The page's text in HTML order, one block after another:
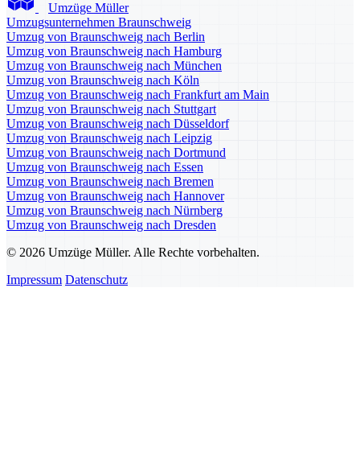
Umzüge Müller
Umzugsunternehmen Braunschweig
Umzug von Braunschweig nach Berlin
Umzug von Braunschweig nach Hamburg
Umzug von Braunschweig nach München
Umzug von Braunschweig nach Köln
Umzug von Braunschweig nach Frankfurt am Main
Umzug von Braunschweig nach Stuttgart
Umzug von Braunschweig nach Düsseldorf
Umzug von Braunschweig nach Leipzig
Umzug von Braunschweig nach Dortmund
Umzug von Braunschweig nach Essen
Umzug von Braunschweig nach Bremen
Umzug von Braunschweig nach Hannover
Umzug von Braunschweig nach Nürnberg
Umzug von Braunschweig nach Dresden
© 2026 Umzüge Müller. Alle Rechte vorbehalten.
Impressum Datenschutz